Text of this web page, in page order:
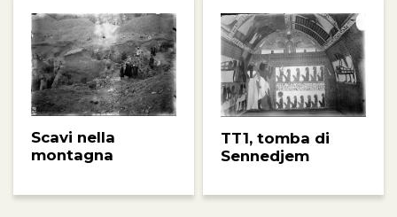
Scavi nella
montagna
TT1, tomba di
Sennedjem